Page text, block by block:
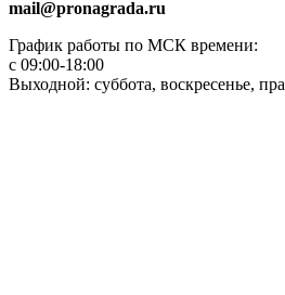
mail@pronagrada.ru
График работы по МСК времени:
с 09:00-18:00
Выходной: суббота, воскресенье,